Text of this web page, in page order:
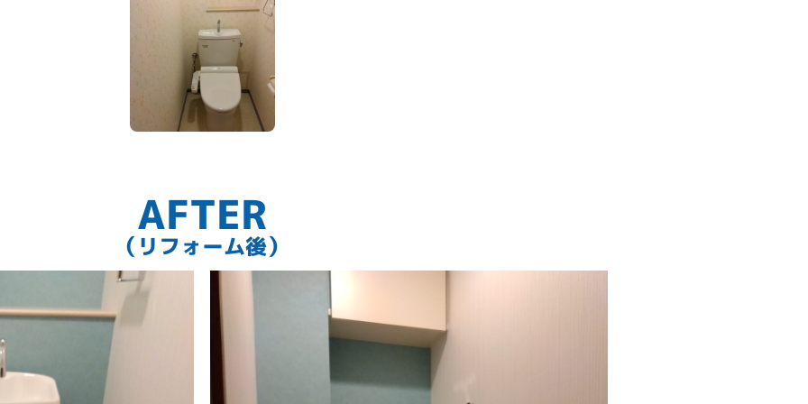
AFTER
（リフォーム後）
デザインになりました。